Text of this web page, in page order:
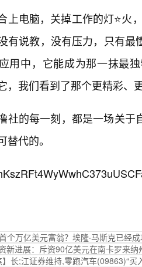
上电脑，关掉工作的灯⭐火
有说教，没有压力，只有
用中，它能成为那一抹最
，我们看到了那个更精彩、
社的每一刻，都是一场关于
替代的。
个万亿美元富翁？埃隆·马斯克已经
新进展：斥资90亿美元在南卡罗来纳
】长;江证券维持,零跑汽车(09863)“